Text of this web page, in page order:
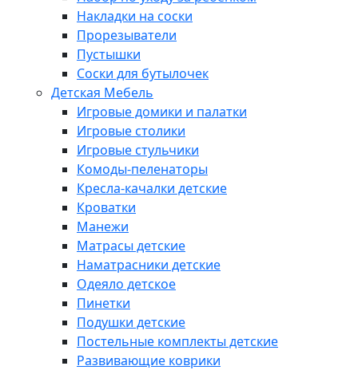
Накладки на соски
Прорезыватели
Пустышки
Соски для бутылочек
Детская Мебель
Игровые домики и палатки
Игровые столики
Игровые стульчики
Комоды-пеленаторы
Кресла-качалки детские
Кроватки
Манежи
Матрасы детские
Наматрасники детские
Одеяло детское
Пинетки
Подушки детские
Постельные комплекты детские
Развивающие коврики